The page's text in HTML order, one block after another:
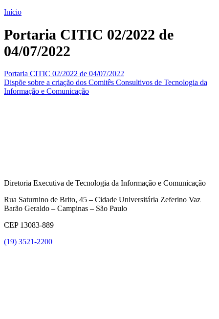
Início
Portaria CITIC 02/2022 de
04/07/2022
Portaria CITIC 02/2022 de 04/07/2022
Dispõe sobre a criação dos Comitês Consultivos de Tecnologia da
Informação e Comunicação
Diretoria Executiva de Tecnologia da Informação e Comunicação
Rua Saturnino de Brito, 45 – Cidade Universitária Zeferino Vaz
Barão Geraldo – Campinas – São Paulo
CEP 13083-889
(19) 3521-2200